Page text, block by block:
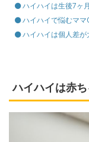
ハイハイは生後7ヶ
ハイハイで悩むママ
ハイハイは個人差が
ハイハイは赤